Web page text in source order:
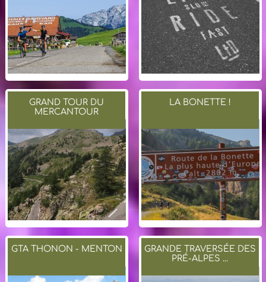
GRAND TOUR DU
MERCANTOUR
LA BONETTE !
GTA THONON - MENTON
GRANDE TRAVERSÉE DES
PRÉ-ALPES ...